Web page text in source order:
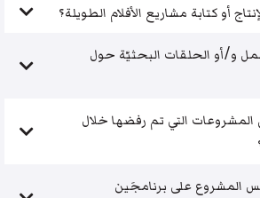
أو كتابة مشاريع الأفلام الطويلة؟
و/أو الحلقات البحثيّة حول
التي تم رفضها خلال
المشروع على برنامجَين